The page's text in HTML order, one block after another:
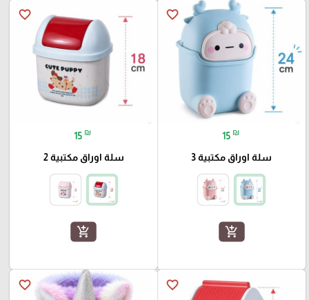
favorite_border
15 ₪
سلة اوراق مكتبية 3
add_shopping_cart
favorite_border
15 ₪
سلة اوراق مكتبية 2
add_shopping_cart
favorite_border
favorite_border